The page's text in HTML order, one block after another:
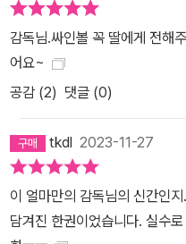
감독님.싸인볼 꼭 딸에게 전해
어요~
공감 (2) 댓글 (0)
tkdl 2023-11-27
이 얼마만의 감독님의 신간인
담겨진 한권이었습니다. 실수